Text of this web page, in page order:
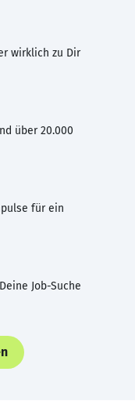
wirklich zu Dir
über 20.000
für ein
Job-Suche